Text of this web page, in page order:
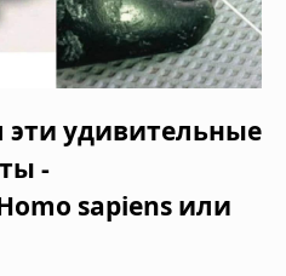
эти удивительные
-
sapiens или